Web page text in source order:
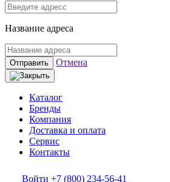
Название адреса
Отправить Отмена
Каталог
Бренды
Компания
Доставка и оплата
Сервис
Контакты
Войти +7 (800) 234-56-41